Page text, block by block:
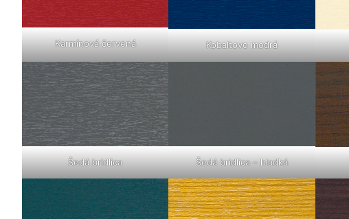
Karmínová červená Kobaltovo modrá
Šedá bridlica Šedá bridlica – hladká